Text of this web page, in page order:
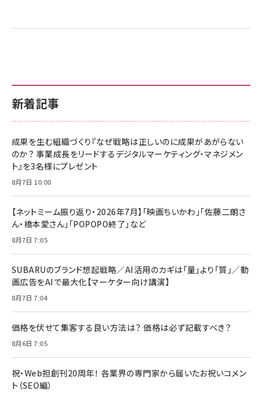
新着記事
成果を生む組織づくり『なぜ戦略は正しいのに成果があがらない
のか？ 事業成長をリードするデジタルマーケティング・マネジメン
ト』を3名様にプレゼント
8月7日 10:00
【ネットミーム振り返り・2026年7月】「映画ちいかわ」「佐藤二朗さ
ん・橋本愛さん」「POPOPO終了」など
8月7日 7:05
SUBARUのブランド想起戦略／AI活用のカギは「量」より「質」／動
画広告をAIで最大化【マーケター向け講演】
8月7日 7:04
価格を伏せて集客する良い方法は？ 価格は必ず記載すべき？
8月6日 7:05
祝・Web担創刊20周年！ 各業界の専門家から届いたお祝いコメン
ト（SEO編）